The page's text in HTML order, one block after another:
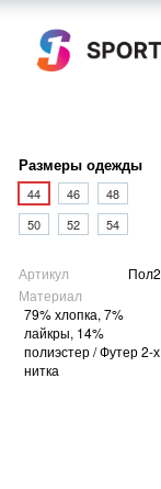
Размеры одежды
44 46
48
50
52 54
Артикул
Пол2
Материал
79% хлопка, 7%
лайкры, 14%
полиэстер / Футер 2-х
нитка